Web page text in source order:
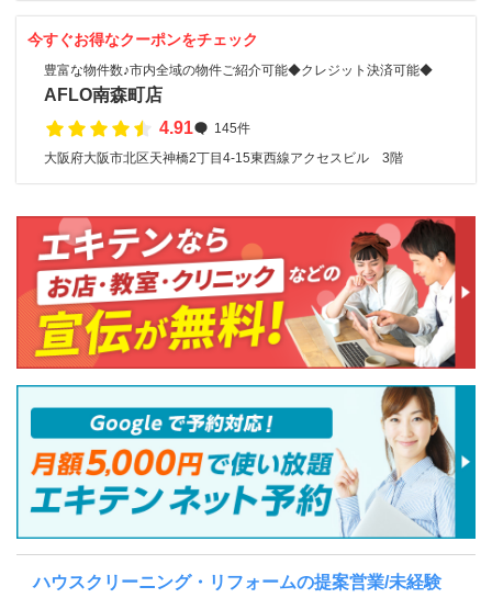
今すぐお得なクーポンをチェック
豊富な物件数♪市内全域の物件ご紹介可能◆クレジット決済可能◆
AFLO南森町店
4.91
145件
大阪府大阪市北区天神橋2丁目4-15東西線アクセスビル 3階
ハウスクリーニング・リフォームの提案営業/未経験